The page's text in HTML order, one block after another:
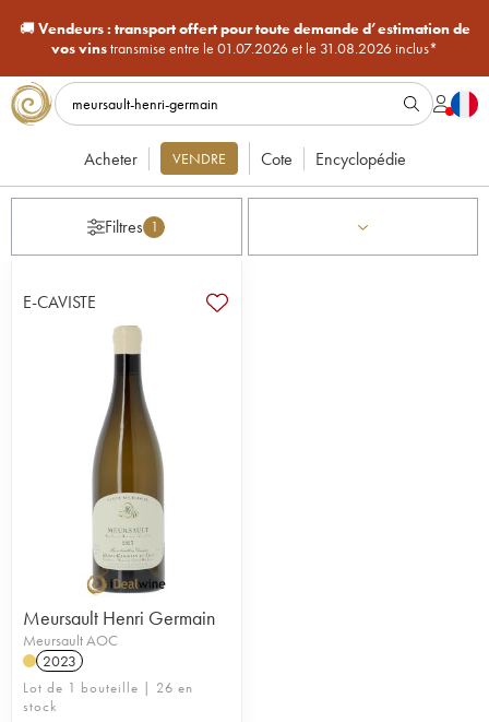
🚚Vendeurs : transport offert pour toute demande d’estimation de
vos vinstransmise entre le 01.07.2026 et le 31.08.2026 inclus*
Acheter VENDRE Cote Encyclopédie
Filtres 1
E-CAVISTE
Meursault Henri Germain
Meursault AOC
2023
Lot de 1 bouteille | 26 en
stock